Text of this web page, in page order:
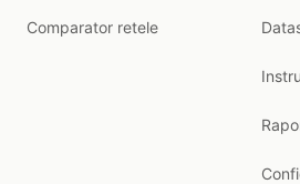
Comparator retele